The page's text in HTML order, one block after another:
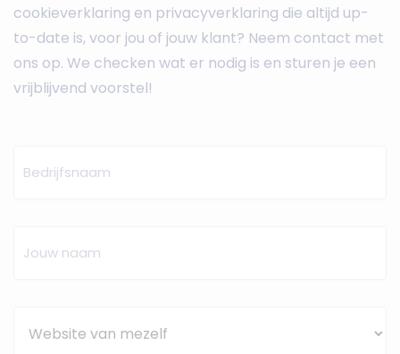
cookieverklaring en privacyverklaring die altijd up-
to-date is, voor jou of jouw klant? Neem contact met
ons op. We checken wat er nodig is en sturen je een
vrijblijvend voorstel!